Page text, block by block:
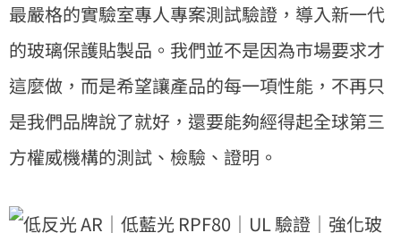
最嚴格的實驗室專人專案測試驗證，導入新一代
的玻璃保護貼製品。我們並不是因為市場要求才
這麼做，而是希望讓產品的每一項性能，不再只
是我們品牌說了就好，還要能夠經得起全球第三
方權威機構的測試、檢驗、證明。